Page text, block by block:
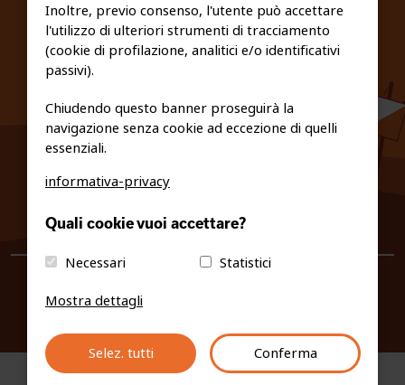
PRIVACY E COOKIE POLICY
info@fiso.it|fiso@pec-mail.eu
Inoltre, previo consenso, l'utente può accettare
l'utilizzo di ulteriori strumenti di tracciamento
(cookie di profilazione, analitici e/o identificativi
passivi).
Chiudendo questo banner proseguirà la
navigazione senza cookie ad eccezione di quelli
essenziali.
informativa-privacy
Quali cookie vuoi accettare?
Necessari
Statistici
Mostra dettagli
Selez. tutti Conferma